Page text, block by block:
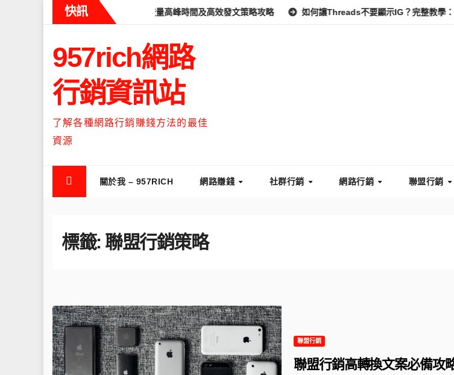
快訊
什麼時候流量最高？流量高峰時間及高效發文策略攻略 如何讓Threads不要顯示IG？完整教學：高效管理你的
957rich網路
行銷資訊站
了解各種網路行銷賺錢方法的最佳
資源
關於我 – 957RICH 網路賺錢 社群行銷 網路行銷 聯盟行銷
標籤: 聯盟行銷策略
聯盟行銷
聯盟行銷高轉換文案必備攻